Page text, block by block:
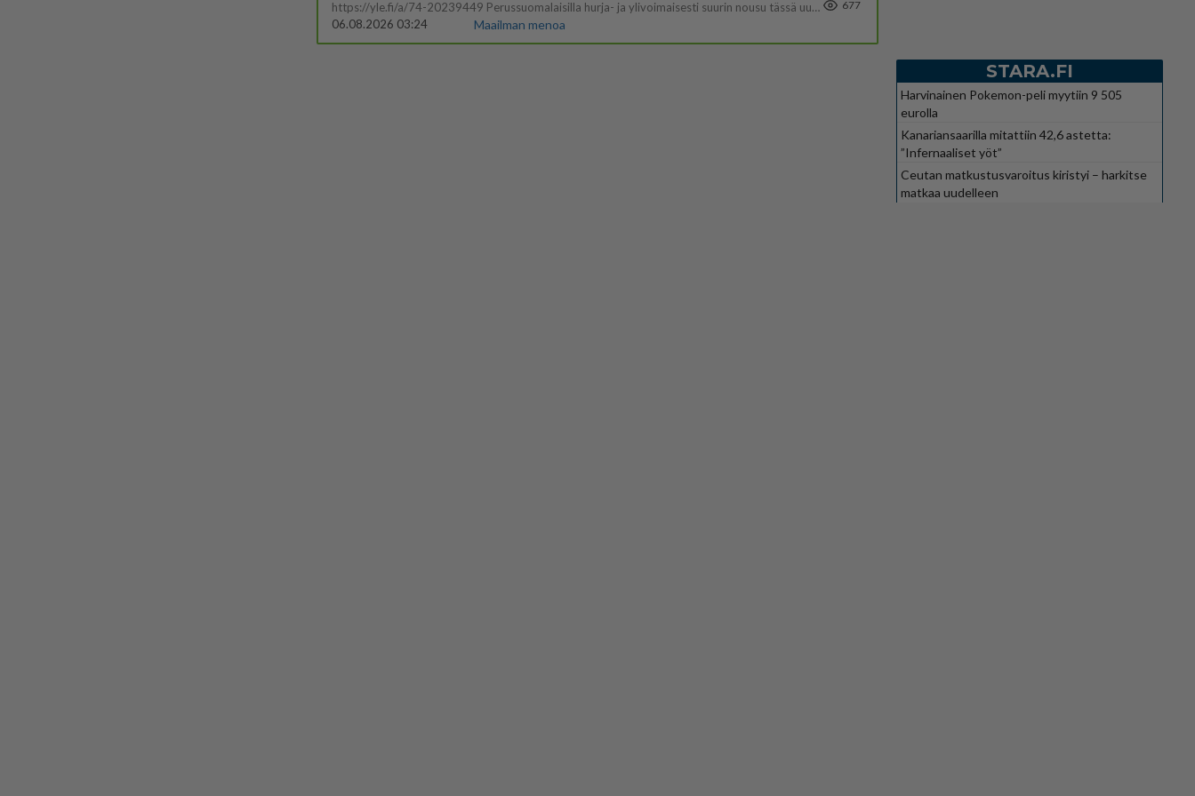
https://yle.fi/a/74-20239449 Perussuomalaisilla hurja- ja ylivoimaisesti suurin nousu tässä uudessa Ylen gallupissa. Kyl
06.08.2026 03:24
Maailman menoa
677
STARA.FI
Harvinainen Pokemon-peli myytiin 9 505
eurolla
Kanariansaarilla mitattiin 42,6 astetta:
”Infernaaliset yöt”
Ceutan matkustusvaroitus kiristyi – harkitse
matkaa uudelleen